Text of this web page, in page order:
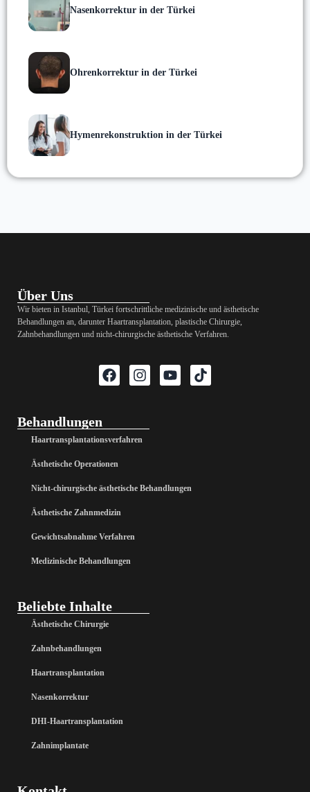
Nasenkorrektur in der Türkei
Ohrenkorrektur in der Türkei
Hymenrekonstruktion in der Türkei
Über Uns
Wir bieten in Istanbul, Türkei fortschrittliche medizinische und ästhetische
Behandlungen an, darunter Haartransplantation, plastische Chirurgie,
Zahnbehandlungen und nicht-chirurgische ästhetische Verfahren.
Behandlungen
Haartransplantationsverfahren
Ästhetische Operationen
Nicht-chirurgische ästhetische Behandlungen
Ästhetische Zahnmedizin
Gewichtsabnahme Verfahren
Medizinische Behandlungen
Beliebte Inhalte
Ästhetische Chirurgie
Zahnbehandlungen
Haartransplantation
Nasenkorrektur
DHI-Haartransplantation
Zahnimplantate